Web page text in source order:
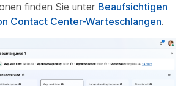
finden Sie unter Beaufsichtigen
Contact Center-Warteschlangen.